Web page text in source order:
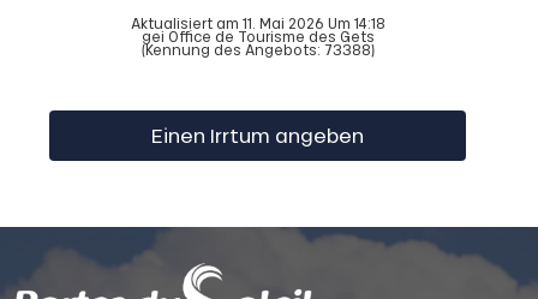
Aktualisiert am 11. Mai 2026 Um 14:18
gei Office de Tourisme des Gets
(Kennung des Angebots: 73388)
Einen Irrtum angeben